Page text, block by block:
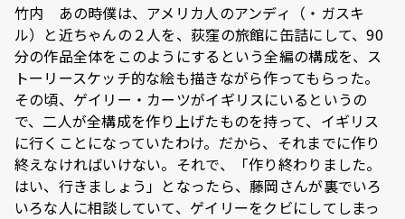
竹内 あの時僕は、アメリカ人のアンディ（・ガスキ
ル）と近ちゃんの２人を、荻窪の旅館に缶詰にして、90
分の作品全体をこのようにするという全編の構成を、ス
トーリースケッチ的な絵も描きながら作ってもらった。
その頃、ゲイリー・カーツがイギリスにいるというの
で、二人が全構成を作り上げたものを持って、イギリス
に行くことになっていたわけ。だから、それまでに作り
終えなければいけない。それで、「作り終わりました。
はい、行きましょう」となったら、藤岡さんが裏でいろ
いろな人に相談していて、ゲイリーをクビにしてしまっ